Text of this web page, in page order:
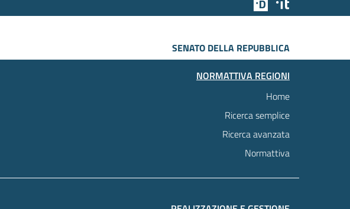
Team Digitale
SENATO DELLA REPUBBLICA
NORMATTIVA REGIONI
Home
Ricerca semplice
Ricerca avanzata
Normattiva